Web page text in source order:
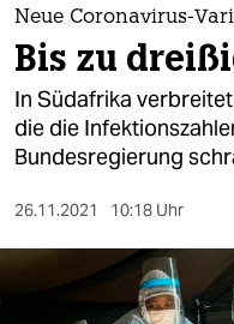
themen
politik
öko
gesellschaft
sport
Neue Coronavirus-
Bis zu
In Südafrika
die die
Bundesregierung
26.11.2021 10:18 Uhr